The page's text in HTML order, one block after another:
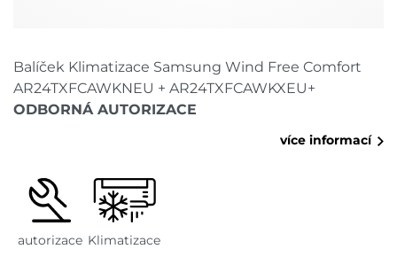
autorizace Klimatizace
Balíček Klimatizace Samsung Wind Free Comfort
AR24TXFCAWKNEU + AR24TXFCAWKXEU+
ODBORNÁ AUTORIZACE
více informací